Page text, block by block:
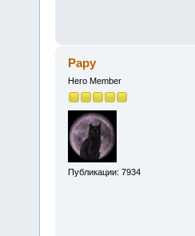
Papy
Hero Member
Публикации: 7934